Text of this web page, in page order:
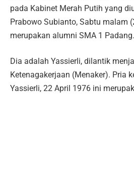
pada Kabinet Merah Putih yang
Prabowo Subianto, Sabtu malam
merupakan alumni SMA 1 Padang.
Dia adalah Yassierli, dilantik
Ketenagakerjaan (Menaker). Pria
Yassierli, 22 April 1976 ini